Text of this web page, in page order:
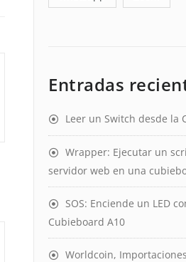
Entradas
Leer un Switch desde la
Wrapper: Ejecutar un
servidor web en una
SOS: Enciende un LED
Cubieboard A10
Worldcoin,